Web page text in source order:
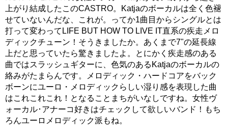
上がり結成したこのCASTRO。Katjaのボーカルは全く色褪
せていないんだな、これが。ってか1曲目からシングルとは
打って変わってLIFE BUT HOW TO LIVE IT直系の疾走メロ
ディックチューン！そうきましたか。あくまで7"の延長線
上だと思っていたら驚きましたよ。とにかく疾走感のある
曲ではスラッシュギターに、色気のあるKatjaのボーカルの
絡みがたまらんです。メロディック・ハードコアをバック
ボーンにユーロ・メロディックらしい湿り感を表現した曲
はこれこれこれ！となることまちがいなしですね。女性ヴ
ォーカル･アナーコ好きはチェックして欲しいバンド！もち
ろんユーロメロディック派もね。